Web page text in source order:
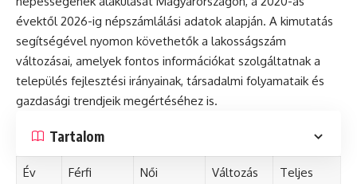
évektől 2026-ig népszámlálási adatok alapján. A kimutatás
segítségével nyomon követhetők a lakosságszám
változásai, amelyek fontos információkat szolgáltatnak a
település fejlesztési irányainak, társadalmi folyamataik és
gazdasági trendjeik megértéséhez is.
Tartalom
Év
Férfi
Női
Változás
Teljes